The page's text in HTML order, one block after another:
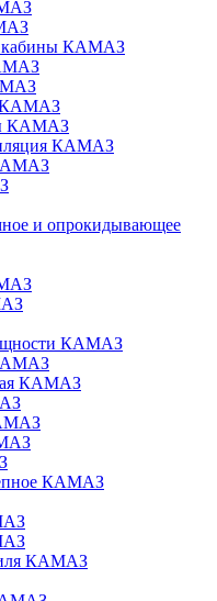
кабины КАМАЗ
КАМАЗ
КАМАЗ
КАМАЗ
и опрокидывающее
КАМАЗ
КАМАЗ
КАМАЗ
КАМАЗ